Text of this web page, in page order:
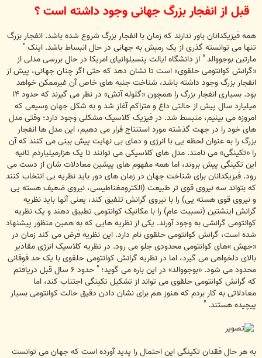
ت
قبل از انفجار بزرگ جهانی وجود داشته است ؟
همه فیزیکدانان باور ندارند که زمان با انفجار بزرگ شروع شده باشد. انفجار بزرگ
تنها می توانسته گذری از یک رمبش به جهانی در حال انبساط باشد. اینک "
مارتین بوجووالد " از دانشگاه ایالت پنسیلوانیای امریکا در حال بررسی مدلی از
«گرانش کوانتومی حلقوی» است تا نشان دهد که حتی اگر چنان جهانی، پیش از
انفجار بزرگ وجود داشته باشد، شناخت جنبه های خاص آن غیرممکن خواهد
بود. بسیاری انفجار بزرگ را همچون «گلوله آتش» در نظر می گیرند که حدود ۱۴
میلیارد سال پیش از حالتی داغ و متراکم آغاز شد و به شکل جهان وسیعی که
امروزه می بینیم، منبسط شد. در فیزیک کلاسیک مشکلی وجود دارد؛ وقتی مدل
های خود را در جهت گذشته مورد استنتاج قرار می دهیم، این مدل ها انفجار
بزرگ را به عنوان لحظه یی با انرژی و دمای بی نهایت پیش بینی می کنند که آن
را «تکینگی» می نامند. مدل های کلاسیکی می توانند تا یک هزارمیلیاردم ثانیه
این تکینگی پیش بروند، اما همه مفهوم های پیشین معادلات شان از دست می
رود. فیزیکدانان برای شناخت جهان در زمان های دور باید نظریه یی انتخاب کنند
که بتواند سه نیروی قوی تر طبیعت (الکترومغناطیسی، نیروی ضعیف هسته یی
و نیروی قوی هسته یی) را با نیروی گرانش تلفیق کند، یعنی آنها باید نظریه
گرانش اینشتین (نسبیت عام) را با مکانیک کوانتومی تطبیق دهند و یک نظریه
کوانتومی گرانشی به وجود آورند. یکی از نظریه هایی که به همین منظور پیشنهاد
شده است، گرانش کوانتومی حلقوی نام دارد. این نظریه فرض می کند زمان در
«جهش »های کوانتومی محدودی جلو می رود. در نظریه کلاسیک انرژی مقادیر
بالای دلخواهی می گیرد، اما در نظریه گرانش کوانتومی حلقوی با یک حد فوقانی
محدود می شود. «بوجووالد» در این باره می گوید؛ " حدود ۶ سال قبل دریافتم
که گرانش کوانتومی حلقوی می تواند از تشکیل تکینگی اجتناب کند، اما
معادلاتی به کار بردم که هنوز هم برای نشان دادن دقیق حالت کوانتومی بسیار
پیچیده هستند. "
به هر حال فقدان تکینگی این احتمال را پدید آورده است که جهان می توانست